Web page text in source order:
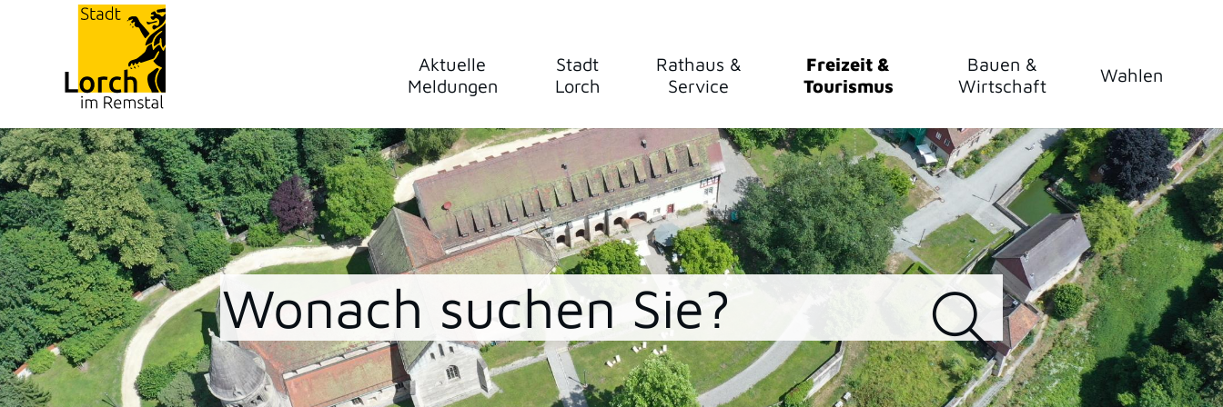
Aktuelle
Meldungen
Stadt
Lorch
Rathaus &
Service
Freizeit &
Tourismus
Bauen &
Wirtschaft
Wahlen